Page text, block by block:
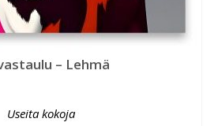
– Lehmä
Useita kokoja